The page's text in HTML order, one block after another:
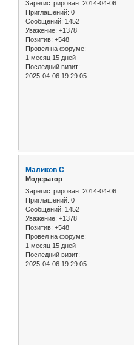
Зарегистрирован: 2014-04-06
Приглашений: 0
Сообщений: 1452
Уважение: +1378
Позитив: +548
Провел на форуме:
1 месяц 15 дней
Последний визит:
2025-04-06 19:29:05
Маликов С
Модератор
Зарегистрирован: 2014-04-06
Приглашений: 0
Сообщений: 1452
Уважение: +1378
Позитив: +548
Провел на форуме:
1 месяц 15 дней
Последний визит:
2025-04-06 19:29:05